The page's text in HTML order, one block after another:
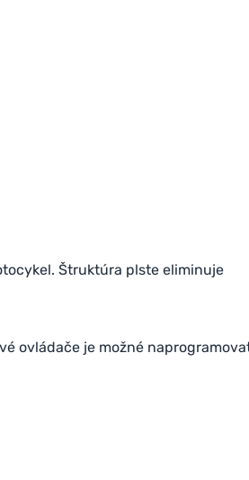
Štruktúra plste eliminuje
ovládače je možné